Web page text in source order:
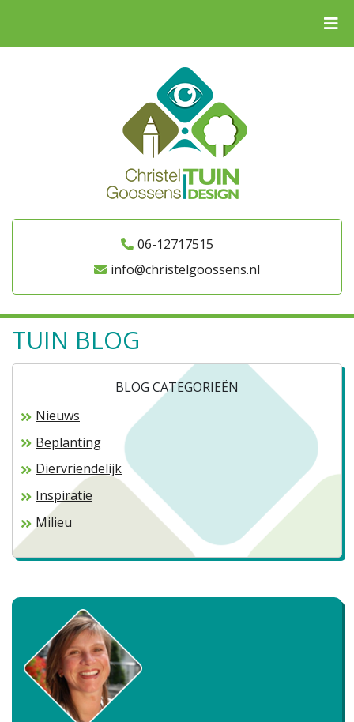
06-12717515
info@christelgoossens.nl
TUIN BLOG
BLOG CATEGORIEËN
Nieuws
Beplanting
Diervriendelijk
Inspiratie
Milieu